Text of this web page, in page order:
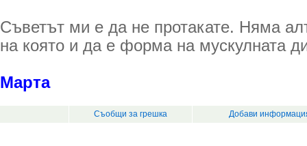
Съветът ми е да не протакате. Няма
на която и да е форма на мускулната
Марта
Съобщи за грешка Добави